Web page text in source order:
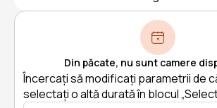
Din păcate, nu sunt camere
Încercați să modificați parametrii de
selectați o altă durată în blocul